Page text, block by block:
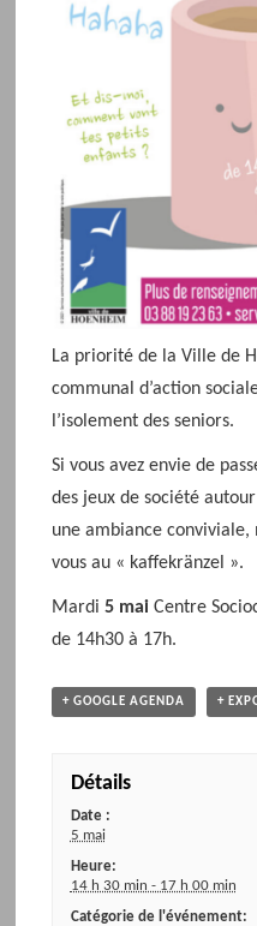
n
e
m
e
n
t
La priorité de la Ville de
communal d’action
l’isolement des seniors.
Si vous avez envie de
des jeux de société
une ambiance conviviale,
vous au « kaffekränzel ».
Mardi5 maiCentre
de 14h30 à 17h.
+ GOOGLE AGENDA +
Détails
Date :
5 mai
Heure:
14 h 30 min - 17 h 00 min
Catégorie de l'événement: